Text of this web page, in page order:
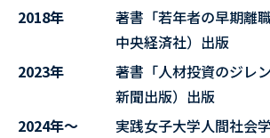
2018年
著書「若年者の早期離
中央経済社）出版
2023年
著書「人材投資のジレ
新聞出版）出版
2024年～
実践女子大学人間社会